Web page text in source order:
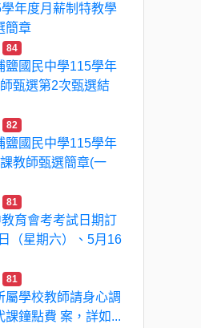
年度月薪制特教學
簡章
84
鹽國民中學115學年
甄選第2次甄選結
82
鹽國民中學115學年
教師甄選簡章(一
81
育會考考試日期訂
（星期六）、5月16
81
屬學校教師請身心調
課鐘點費 案，詳如...